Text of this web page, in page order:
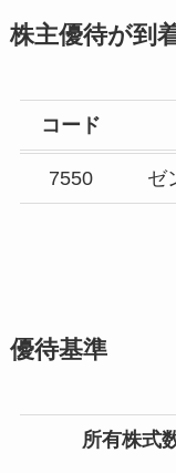
株主優待が到
コード
7550 ゼ
優待基準
所有株式